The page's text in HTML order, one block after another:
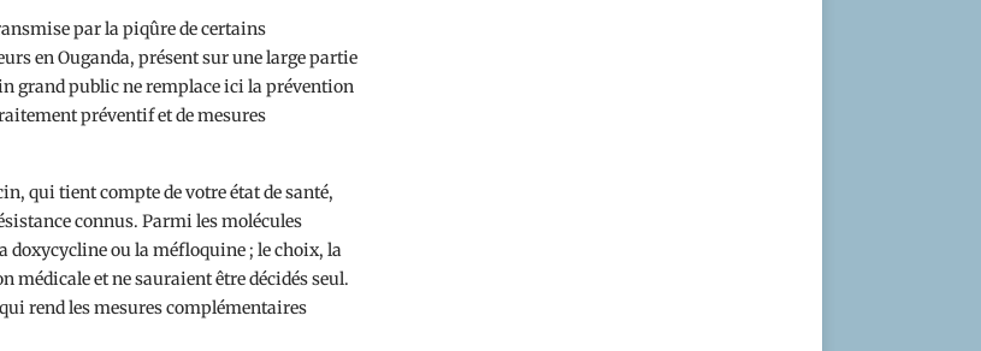
par la piqûre de certains
en Ouganda, présent sur une large partie
grand public ne remplace ici la prévention
préventif et de mesures
qui tient compte de votre état de santé,
connus. Parmi les molécules
ou la méfloquine ; le choix, la
médicale et ne sauraient être décidés seul.
rend les mesures complémentaires